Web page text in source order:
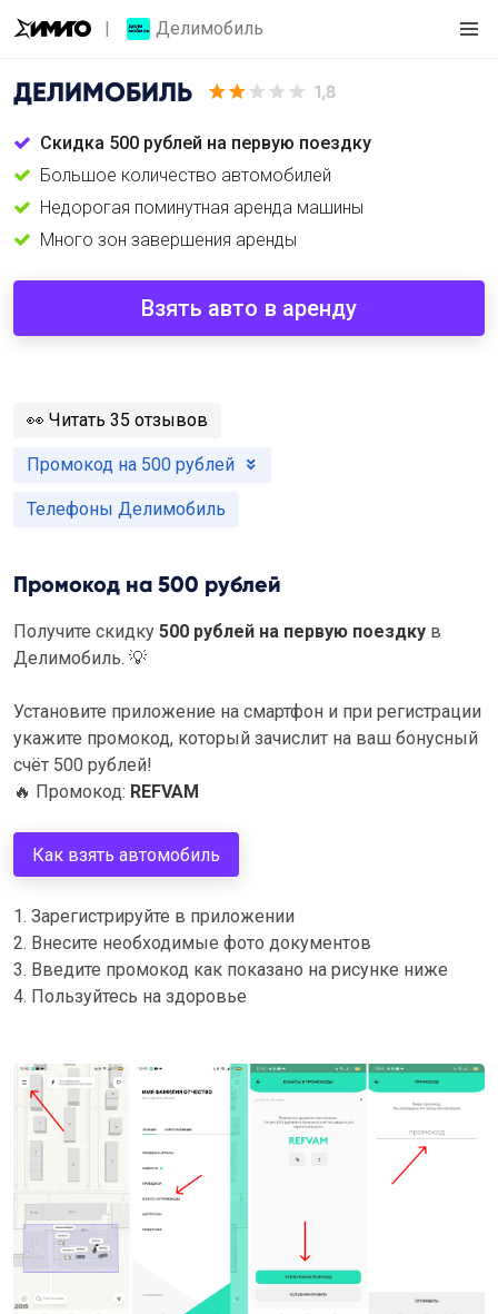
Делимобиль
ДЕЛИМОБИЛЬ 1,8
Скидка 500 рублей на первую поездку
Большое количество автомобилей
Недорогая поминутная аренда машины
Много зон завершения аренды
Взять авто в аренду
️👀 Читать 35 отзывов
Промокод на 500 рублей
Телефоны Делимобиль
Промокод на 500 рублей
Получите скидку 500 рублей на первую поездку в
Делимобиль. 💡
Установите приложение на смартфон и при регистрации
укажите промокод, который зачислит на ваш бонусный
счёт 500 рублей!
🔥 Промокод: REFVAM
Как взять автомобиль
1. Зарегистрируйте в приложении
2. Внесите необходимые фото документов
3. Введите промокод как показано на рисунке ниже
4. Пользуйтесь на здоровье